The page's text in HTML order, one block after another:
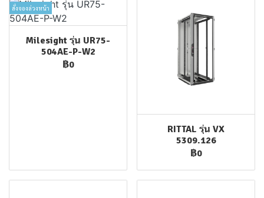
สั่งจองล่วงหน้า
Milesight รุ่น UR75-
504AE-P-W2
฿0
RITTAL รุ่น VX
5309.126
฿0